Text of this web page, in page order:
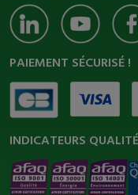
PAIEMENT SÉCURISÉ !
INDICATEURS